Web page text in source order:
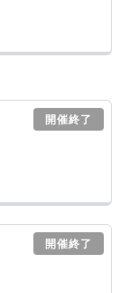
開催終了
開催終了